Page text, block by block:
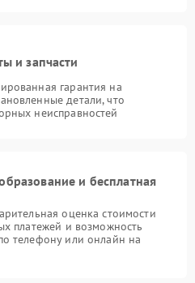
и запчасти
гарантия на
детали, что
неисправностей
и бесплатная
оценка стоимости
платежей и возможность
телефону или онлайн на